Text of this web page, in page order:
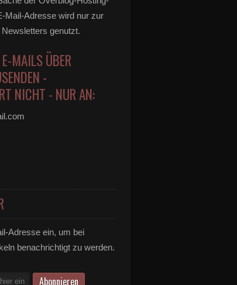
Mail-Adresse wird nur zur
genutzt.
MAILS ÜBER
-
NICHT - NUR AN:
Adresse ein, um bei
benachrichtigt zu werden.